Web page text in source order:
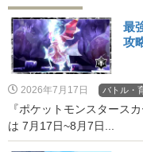
最
攻
2026年7月17日 バトル・
『ポケットモンスタース
は 7月17日~8月7日...